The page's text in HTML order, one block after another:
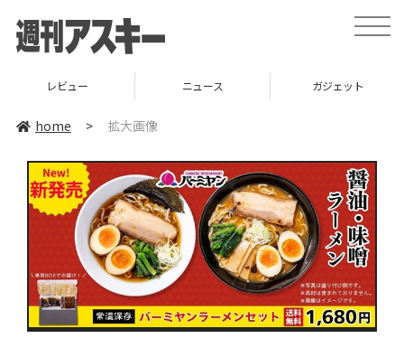
toggle
レビュー ニュース ガジェット
home > 拡大画像